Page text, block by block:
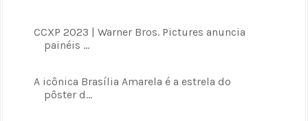
CCXP 2023 | Warner Bros. Pictures anuncia
painéis ...
A icônica Brasília Amarela é a estrela do
pôster d...